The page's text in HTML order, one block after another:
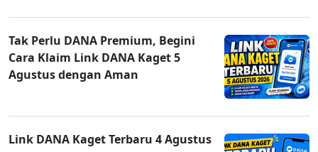
Tak Perlu DANA Premium, Begini
Cara Klaim Link DANA Kaget 5
Agustus dengan Aman
Link DANA Kaget Terbaru 4 Agustus